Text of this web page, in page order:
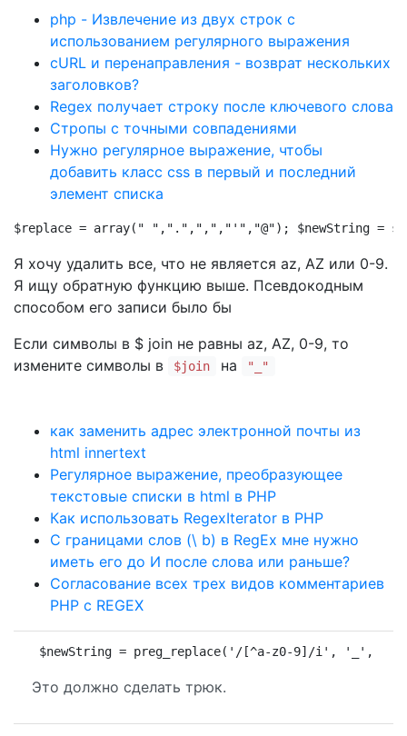
php - Извлечение из двух строк с
использованием регулярного выражения
cURL и перенаправления - возврат нескольких
заголовков?
Regex получает строку после ключевого слова
Стропы с точными совпадениями
Нужно регулярное выражение, чтобы
добавить класс css в первый и последний
элемент списка
$replace = array(" ",".",",","'","@"); $newString =
Я хочу удалить все, что не является az, AZ или 0-9.
Я ищу обратную функцию выше. Псевдокодным
способом его записи было бы
Если символы в $ join не равны az, AZ, 0-9, то
измените символы в
$join на "_"
как заменить адрес электронной почты из
html innertext
Регулярное выражение, преобразующее
текстовые списки в html в PHP
Как использовать RegexIterator в PHP
С границами слов (\ b) в RegEx мне нужно
иметь его до И после слова или раньше?
Согласование всех трех видов комментариев
PHP с REGEX
$newString = preg_replace('/[^a-z0-9]/i', '_',
Это должно сделать трюк.